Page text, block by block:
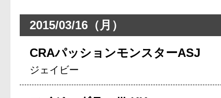
2015/03/16（月）
CRAパッションモンスターASJ
ジェイビー